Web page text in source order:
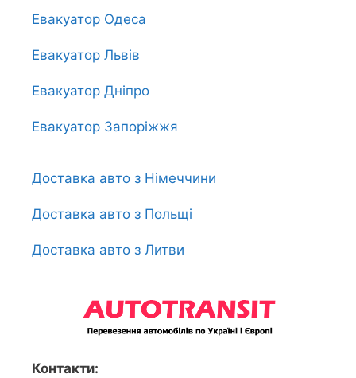
Евакуатор Одеса
Евакуатор Львів
Евакуатор Дніпро
Евакуатор Запоріжжя
Доставка авто з Німеччини
Доставка авто з Польщі
Доставка авто з Литви
Контакти: